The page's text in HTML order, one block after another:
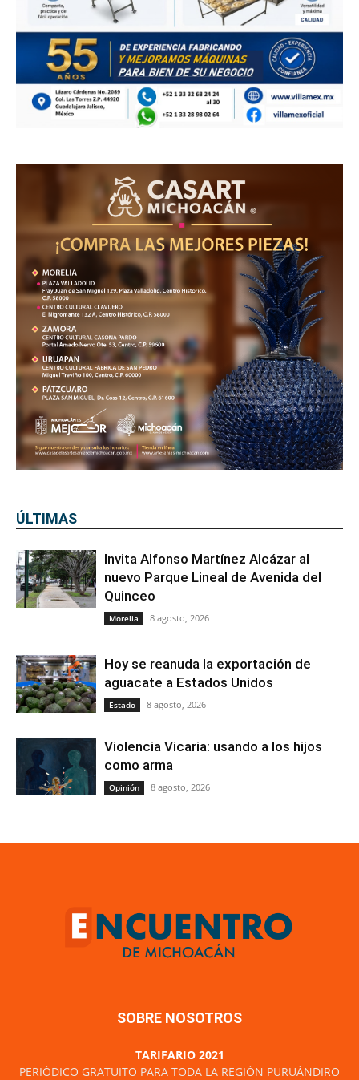
ÚLTIMAS
Invita Alfonso Martínez Alcázar al
nuevo Parque Lineal de Avenida del
Quinceo
Morelia 8 agosto, 2026
Hoy se reanuda la exportación de
aguacate a Estados Unidos
Estado 8 agosto, 2026
Violencia Vicaria: usando a los hijos
como arma
Opinión 8 agosto, 2026
SOBRE NOSOTROS
TARIFARIO 2021
PERIÓDICO GRATUITO PARA TODA LA REGIÓN PURUÁNDIRO